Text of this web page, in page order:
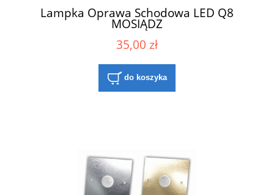
Lampka Oprawa Schodowa LED Q8
MOSIĄDZ
35,00 zł
do koszyka